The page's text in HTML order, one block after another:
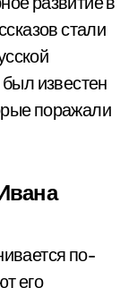
стали
известен
поражали
по-
его